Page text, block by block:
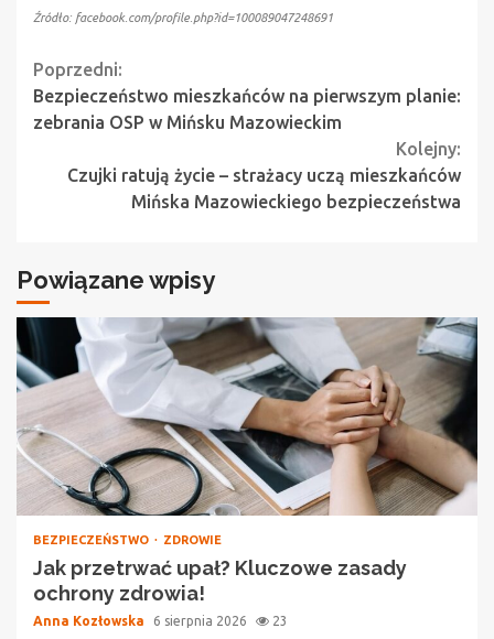
Źródło: facebook.com/profile.php?id=100089047248691
Continue
Reading
Poprzedni:
Bezpieczeństwo mieszkańców na pierwszym planie:
zebrania OSP w Mińsku Mazowieckim
Kolejny:
Czujki ratują życie – strażacy uczą mieszkańców
Mińska Mazowieckiego bezpieczeństwa
Powiązane wpisy
BEZPIECZEŃSTWO ZDROWIE
Jak przetrwać upał? Kluczowe zasady
ochrony zdrowia!
Anna Kozłowska 6 sierpnia 2026 23